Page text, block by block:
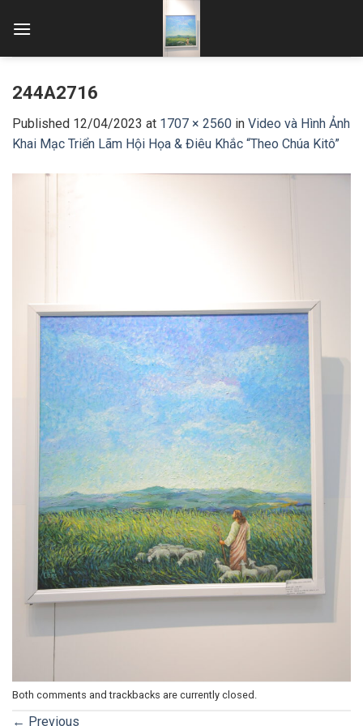
244A2716
Published 12/04/2023 at 1707 × 2560 in Video và Hình Ảnh
Khai Mạc Triển Lãm Hội Họa & Điêu Khắc “Theo Chúa Kitô”
Both comments and trackbacks are currently closed.
← Previous